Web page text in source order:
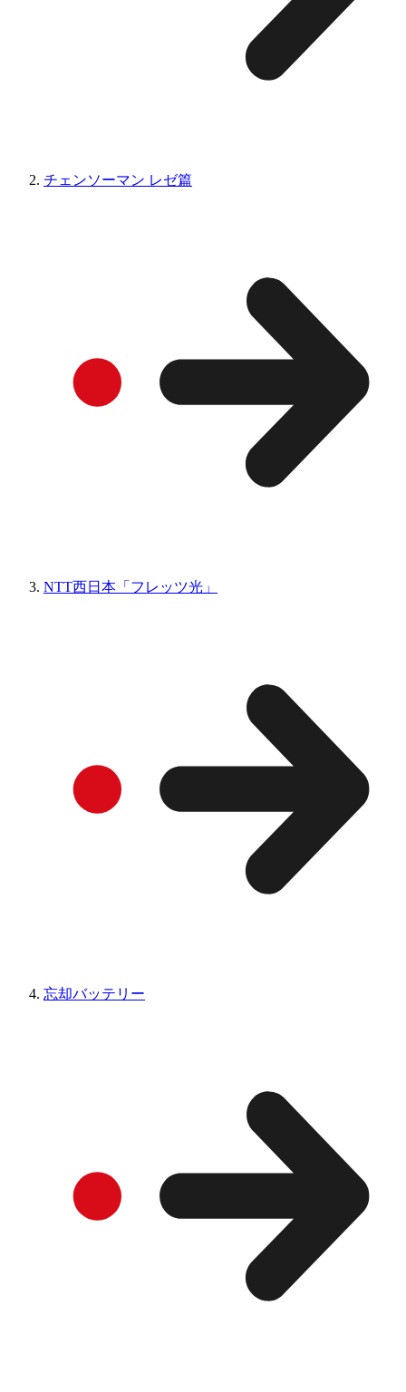
チェンソーマン レゼ篇
NTT西日本「フレッツ光」
忘却バッテリー